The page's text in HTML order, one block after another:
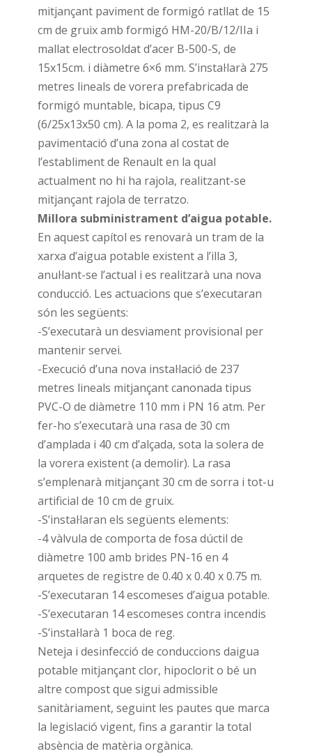
mitjançant paviment de formigó ratllat de 15
cm de gruix amb formigó HM-20/B/12/IIa i
mallat electrosoldat d’acer B-500-S, de
15x15cm. i diàmetre 6×6 mm. S’instal·larà 275
metres lineals de vorera prefabricada de
formigó muntable, bicapa, tipus C9
(6/25x13x50 cm). A la poma 2, es realitzarà la
pavimentació d’una zona al costat de
l’establiment de Renault en la qual
actualment no hi ha rajola, realitzant-se
mitjançant rajola de terratzo.
Millora subministrament d’aigua potable.
En aquest capítol es renovarà un tram de la
xarxa d’aigua potable existent a l’illa 3,
anul·lant-se l’actual i es realitzarà una nova
conducció. Les actuacions que s’executaran
són les següents:
-S’executarà un desviament provisional per
mantenir servei.
-Execució d’una nova instal·lació de 237
metres lineals mitjançant canonada tipus
PVC-O de diàmetre 110 mm i PN 16 atm. Per
fer-ho s’executarà una rasa de 30 cm
d’amplada i 40 cm d’alçada, sota la solera de
la vorera existent (a demolir). La rasa
s’emplenarà mitjançant 30 cm de sorra i tot-u
artificial de 10 cm de gruix.
-S’instal·laran els següents elements:
-4 vàlvula de comporta de fosa dúctil de
diàmetre 100 amb brides PN-16 en 4
arquetes de registre de 0.40 x 0.40 x 0.75 m.
-S’executaran 14 escomeses d’aigua potable.
-S’executaran 14 escomeses contra incendis
-S’instal·larà 1 boca de reg.
Neteja i desinfecció de conduccions daigua
potable mitjançant clor, hipoclorit o bé un
altre compost que sigui admissible
sanitàriament, seguint les pautes que marca
la legislació vigent, fins a garantir la total
absència de matèria orgànica.